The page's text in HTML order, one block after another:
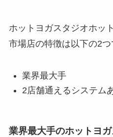
ホットヨガスタジオホッ
市場店の特徴は以下の2つ
業界最大手
2店舗通えるシステム
業界最大手のホットヨ